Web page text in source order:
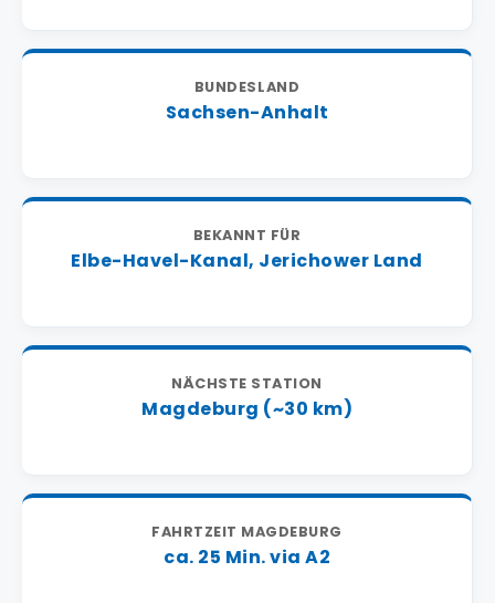
BUNDESLAND
Sachsen-Anhalt
BEKANNT FÜR
Elbe-Havel-Kanal, Jerichower Land
NÄCHSTE STATION
Magdeburg (~30 km)
FAHRTZEIT MAGDEBURG
ca. 25 Min. via A2